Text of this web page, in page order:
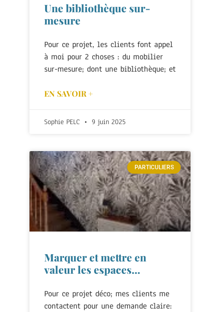
Une bibliothèque sur-
mesure
Pour ce projet, les clients font appel
à moi pour 2 choses : du mobilier
sur-mesure; dont une bibliothèque; et
EN SAVOIR +
Sophie PELC 9 juin 2025
PARTICULIERS
Marquer et mettre en
valeur les espaces…
Pour ce projet déco; mes clients me
contactent pour une demande claire: